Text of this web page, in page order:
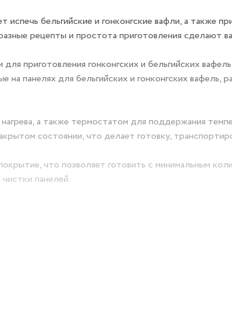
бельгийские и гонконгские вафли, а также
рецепты и простота приготовления сделают
приготовления гонконгских и бельгийских
панелях для бельгийских и гонконгских вафель,
а также термостатом для поддержания
состоянии, что делает готовку,
что позволяет готовить с минимальным
панелей.
завтрак или перекус за считанные
горячие и хрустящие сэндвичи с любыми